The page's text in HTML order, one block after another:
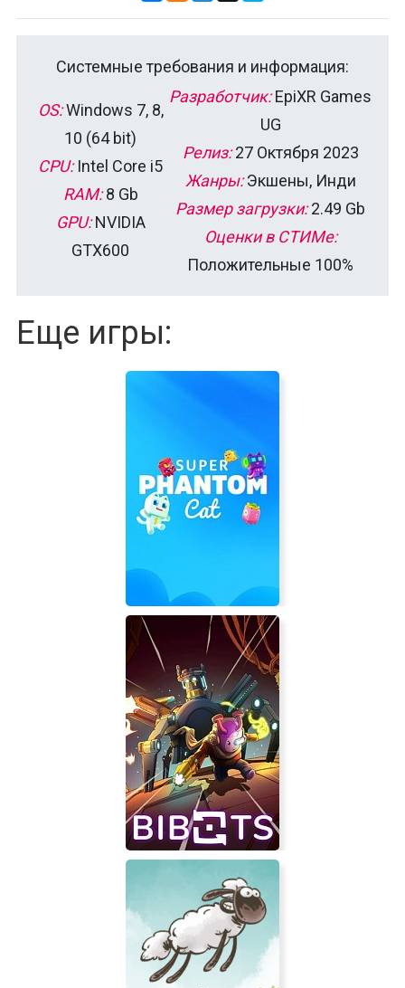
Системные требования и информация:
OS:Windows 7, 8,
10 (64 bit)
CPU:Intel Core i5
RAM:8 Gb
GPU:NVIDIA
GTX600
Разработчик:EpiXR Games
UG
Релиз:27 Октября 2023
Жанры:Экшены, Инди
Размер загрузки:2.49 Gb
Оценки в СТИМе:
Положительные 100%
Еще игры:
Super Phantom Cat